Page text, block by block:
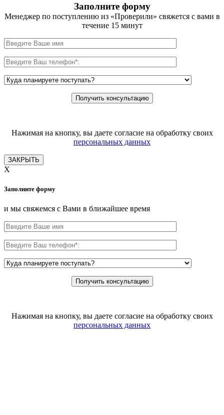
Заполните форму
Менеджер по поступлению из «Проверили» свяжется с вами в
течение 15 минут
Нажимая на кнопку, вы даете согласие на обработку своих
персональных данных
ЗАКРЫТЬ
X
Заполните форму
и мы свяжемся с Вами в ближайшее время
Нажимая на кнопку, вы даете согласие на обработку своих
персональных данных